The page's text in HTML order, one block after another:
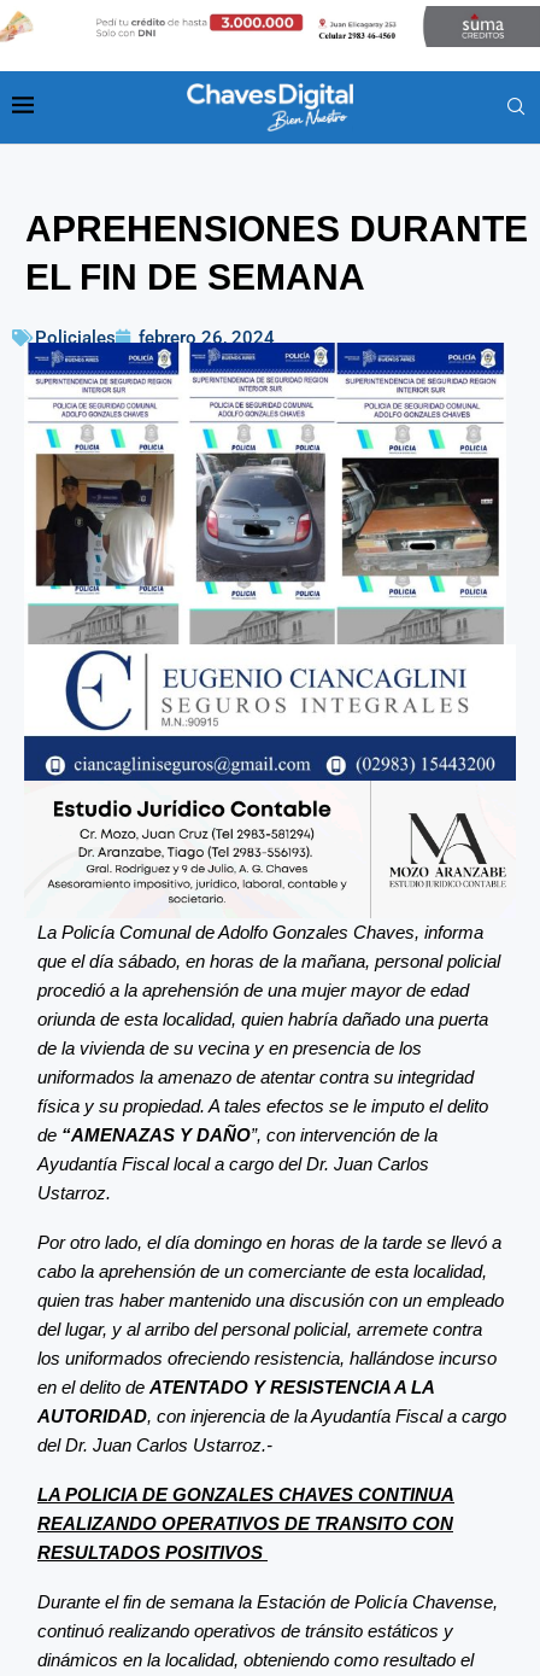
APREHENSIONES DURANTE
EL FIN DE SEMANA
Policiales febrero 26, 2024
La Policía Comunal de Adolfo Gonzales Chaves, informa
que el día sábado, en horas de la mañana, personal policial
procedió a la aprehensión de una mujer mayor de edad
oriunda de esta localidad, quien habría dañado una puerta
de la vivienda de su vecina y en presencia de los
uniformados la amenazo de atentar contra su integridad
física y su propiedad. A tales efectos se le imputo el delito
de “AMENAZAS Y DAÑO”, con intervención de la
Ayudantía Fiscal local a cargo del Dr. Juan Carlos
Ustarroz.
Por otro lado, el día domingo en horas de la tarde se llevó a
cabo la aprehensión de un comerciante de esta localidad,
quien tras haber mantenido una discusión con un empleado
del lugar, y al arribo del personal policial, arremete contra
los uniformados ofreciendo resistencia, hallándose incurso
en el delito de ATENTADO Y RESISTENCIA A LA
AUTORIDAD, con injerencia de la Ayudantía Fiscal a cargo
del Dr. Juan Carlos Ustarroz.-
LA POLICIA DE GONZALES CHAVES CONTINUA
REALIZANDO OPERATIVOS DE TRANSITO CON
RESULTADOS POSITIVOS
Durante el fin de semana la Estación de Policía Chavense,
continuó realizando operativos de tránsito estáticos y
dinámicos en la localidad, obteniendo como resultado el